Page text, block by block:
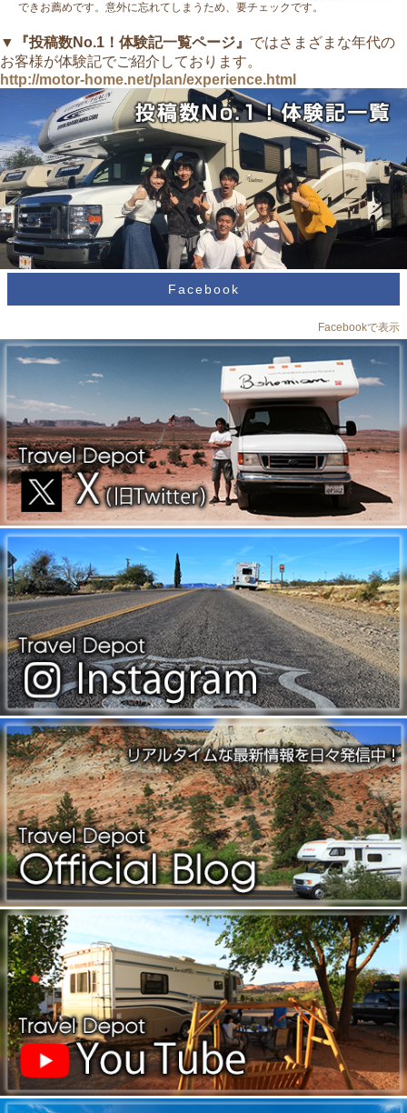
Facebook
Facebookで表示
できお薦めです。意外に忘れてしまうため、要チェックです。
▼ 『投稿数No.1！体験記一覧ページ』 ではさまざまな年代の
お客様が体験記でご紹介しております。
http://motor-home.net/plan/experience.html